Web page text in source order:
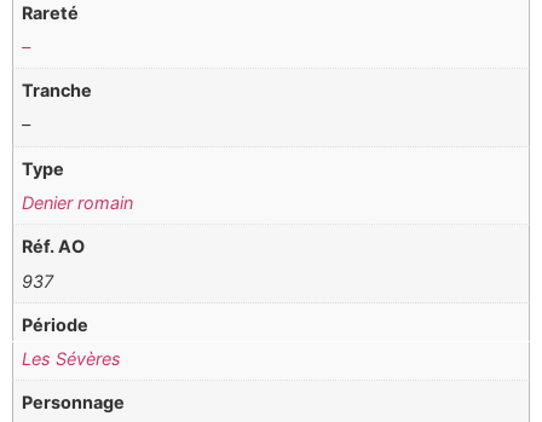
Rareté
–
Tranche
–
Type
Denier romain
Réf. AO
937
Période
Les Sévères
Personnage